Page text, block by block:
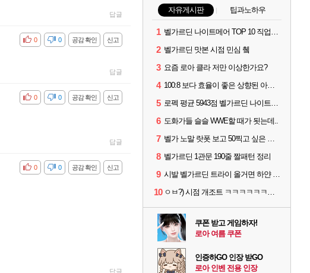
답글
신고
공감 확인
비공감 0
0
답글
신고
공감 확인
비공감 0
0
답글
신고
공감 확인
비공감 0
0
답글
자유게시판 팁과노하우
1 벨가르딘 나이트메어 TOP 10 직업별 분포
2 벨가르딘 맛본 시점 민심 췤
3 요즘 로아 클라 저만 이상한가요?
4 100:8 보다 효율이 좋은 상향된 아제나 ㄷㄷ
5 로펙 평균 5943점 벨가르딘 나이트메어 1관 클리어
6 도화가들 슬슬 WWE할 때가 됫는데..
7 벨가 노말 랏폿 보고 50찍고 싶은 폿들
8 벨가르딘 1관문 190줄 짤패턴 정리
9 시발 벨가르딘 트라이 올거면 하얀 옷 입고오세요
10 ㅇㅂ?) 시점 개조트 ㅋㅋㅋㅋㅋㅋㅋㅋㅋ
쿠폰 받고 게임하자!
로아 여름 쿠폰
인증하GO 인장 받GO
로아 인벤 전용 인장